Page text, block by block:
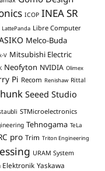
ICOP INEA SR
LattePanda Libre Computer
Melco-Buda
V Mitsubishi Electric
Neofyton NVIDIA Olimex
Pi Recom Renishaw Rittal
Seeed Studio
STMicroelectronics
Tehnogama TeLa
pro Trim Triton Engineering
URAM System
Elektronik Yaskawa